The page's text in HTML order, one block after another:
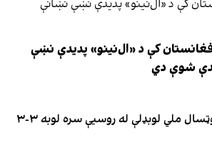
کې د «ال‌نینو» پدیدې نښې
شوې دي
د افغانستان فوټسال ملي لوبډلې له روسیې سره لوبه ۳-۳